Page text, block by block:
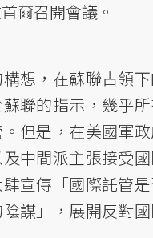
爾召開會議。
想，在蘇聯占領下
聯的指示，幾乎
但是，在美國軍
中間派主張接受
宣傳「國際託管
謀」，展開反對